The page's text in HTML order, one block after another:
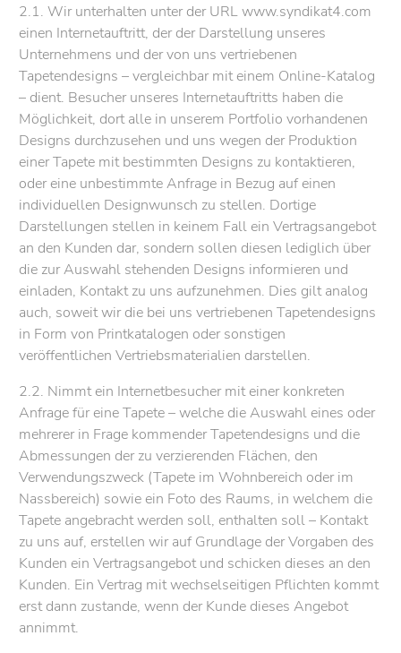
2.1. Wir unterhalten unter der URL www.syndikat4.com
einen Internetauftritt, der der Darstellung unseres
Unternehmens und der von uns vertriebenen
Tapetendesigns – vergleichbar mit einem Online-Katalog
– dient. Besucher unseres Internetauftritts haben die
Möglichkeit, dort alle in unserem Portfolio vorhandenen
Designs durchzusehen und uns wegen der Produktion
einer Tapete mit bestimmten Designs zu kontaktieren,
oder eine unbestimmte Anfrage in Bezug auf einen
individuellen Designwunsch zu stellen. Dortige
Darstellungen stellen in keinem Fall ein Vertragsangebot
an den Kunden dar, sondern sollen diesen lediglich über
die zur Auswahl stehenden Designs informieren und
einladen, Kontakt zu uns aufzunehmen. Dies gilt analog
auch, soweit wir die bei uns vertriebenen Tapetendesigns
in Form von Printkatalogen oder sonstigen
veröffentlichen Vertriebsmaterialien darstellen.
2.2. Nimmt ein Internetbesucher mit einer konkreten
Anfrage für eine Tapete – welche die Auswahl eines oder
mehrerer in Frage kommender Tapetendesigns und die
Abmessungen der zu verzierenden Flächen, den
Verwendungszweck (Tapete im Wohnbereich oder im
Nassbereich) sowie ein Foto des Raums, in welchem die
Tapete angebracht werden soll, enthalten soll – Kontakt
zu uns auf, erstellen wir auf Grundlage der Vorgaben des
Kunden ein Vertragsangebot und schicken dieses an den
Kunden. Ein Vertrag mit wechselseitigen Pflichten kommt
erst dann zustande, wenn der Kunde dieses Angebot
annimmt.